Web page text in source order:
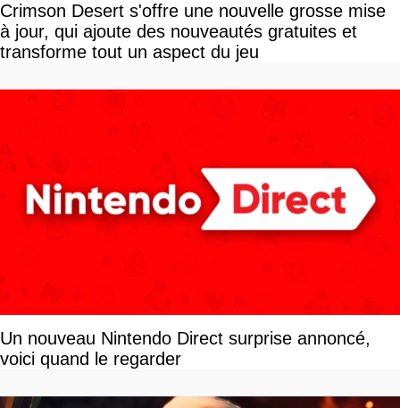
Crimson Desert s'offre une nouvelle grosse mise
à jour, qui ajoute des nouveautés gratuites et
transforme tout un aspect du jeu
Un nouveau Nintendo Direct surprise annoncé,
voici quand le regarder